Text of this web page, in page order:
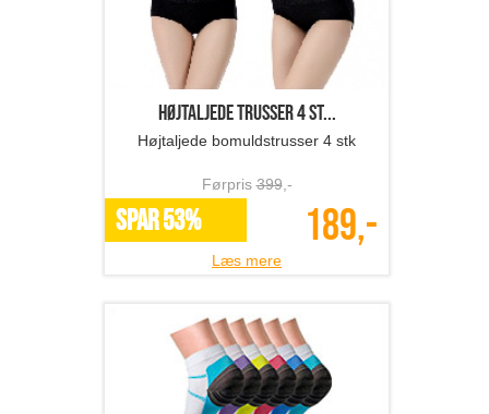
Højtaljede trusser 4 st...
Højtaljede bomuldstrusser 4 stk
Førpris399,-
SPAR 53% 189,-
Læs mere